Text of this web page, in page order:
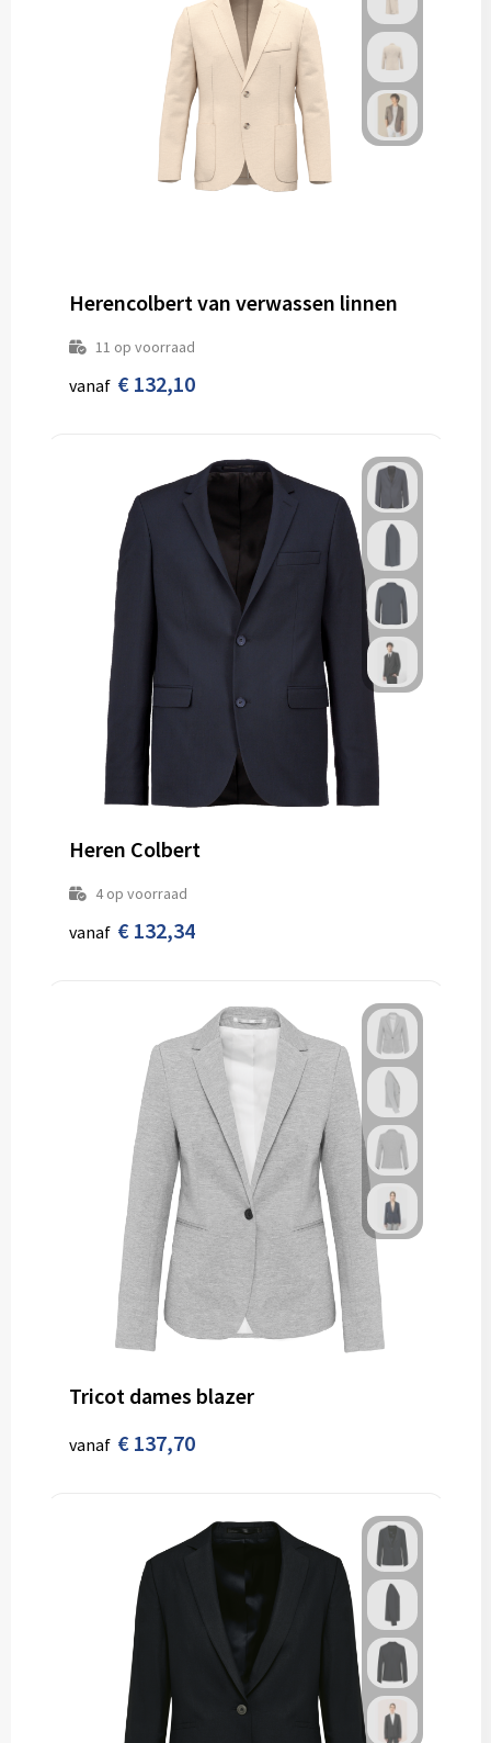
Herencolbert van verwassen linnen
11 op voorraad
vanaf € 132,10
Heren Colbert
4op voorraad
vanaf € 132,34
Tricot dames blazer
vanaf € 137,70